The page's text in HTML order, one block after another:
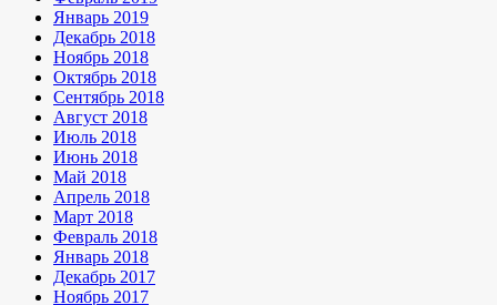
Январь 2019
Декабрь 2018
Ноябрь 2018
Октябрь 2018
Сентябрь 2018
Август 2018
Июль 2018
Июнь 2018
Май 2018
Апрель 2018
Март 2018
Февраль 2018
Январь 2018
Декабрь 2017
Ноябрь 2017